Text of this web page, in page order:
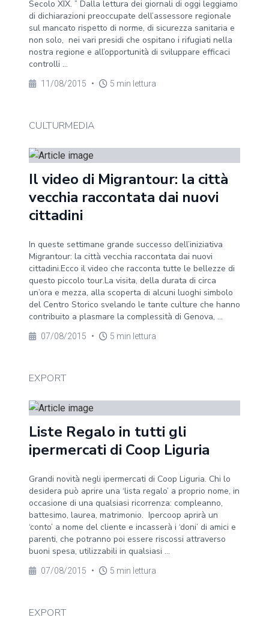
Secolo XIX. ” Dalla lettura dei giornali di oggi leggiamo
di dichiarazioni preoccupate dell’assessore regionale
sul mancato rispetto di norme, di sicurezza sanitaria e
non solo, nei vari presidi che ospitano i rifugiati nella
nostra regione e all’opportunità di sviluppare efficaci
controlli ...
11/08/2015 • 5 min lettura
CULTURMEDIA
Il video di Migrantour: la città
vecchia raccontata dai nuovi
cittadini
In queste settimane grande successo dell’iniziativa
Migrantour: la città vecchia raccontata dai nuovi
cittadini.Ecco il video che racconta tutte le bellezze di
questo piccolo tour.La visita, della durata di circa
un’ora e mezza, alla scoperta di alcuni luoghi simbolo
del Centro Storico svelando le tante culture che hanno
contribuito a plasmare la complessità di Genova, ...
07/08/2015 • 5 min lettura
EXPORT
Liste Regalo in tutti gli
ipermercati di Coop Liguria
Grandi novità negli ipermercati di Coop Liguria. Chi lo
desidera può aprire una ‘lista regalo’ a proprio nome, in
occasione di una qualsiasi ricorrenza: compleanno,
battesimo, laurea, matrimonio. Ipercoop aprirà un
‘conto’ a nome del cliente e incasserà i ‘doni’ di amici e
parenti, che potranno poi essere riscossi attraverso
buoni spesa, utilizzabili in qualsiasi ...
07/08/2015 • 5 min lettura
EXPORT